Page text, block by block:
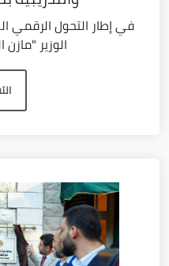
في إطار التحول الرقمي
الوزير "مازن